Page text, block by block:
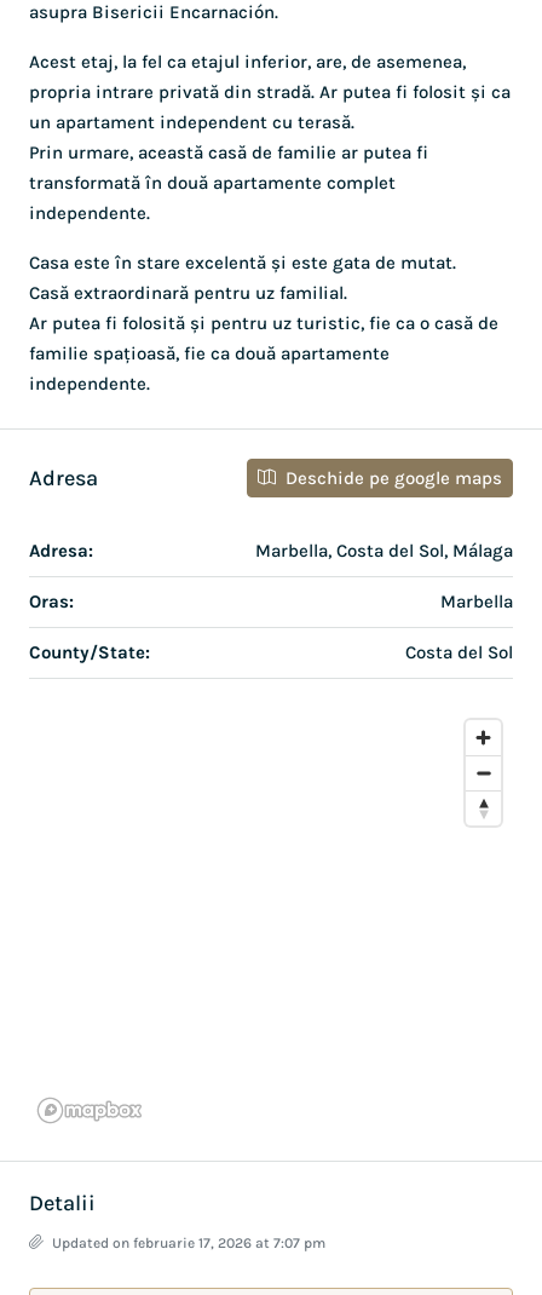
asupra Bisericii Encarnación.
Acest etaj, la fel ca etajul inferior, are, de asemenea,
propria intrare privată din stradă. Ar putea fi folosit și ca
un apartament independent cu terasă.
Prin urmare, această casă de familie ar putea fi
transformată în două apartamente complet
independente.
Casa este în stare excelentă și este gata de mutat.
Casă extraordinară pentru uz familial.
Ar putea fi folosită și pentru uz turistic, fie ca o casă de
familie spațioasă, fie ca două apartamente
independente.
Adresa Deschide pe google maps
Adresa: Marbella, Costa del Sol, Málaga
Oras: Marbella
County/State: Costa del Sol
Detalii
Updated on februarie 17, 2026 at 7:07 pm